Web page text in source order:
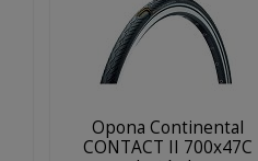
Opona Continental
CONTACT II 700x47C